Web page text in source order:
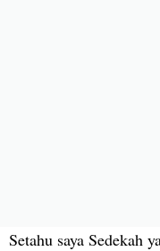
Setahu saya Sedekah